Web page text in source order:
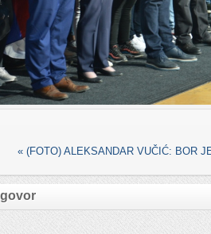
« (FOTO) ALEKSANDAR VUČIĆ: BOR